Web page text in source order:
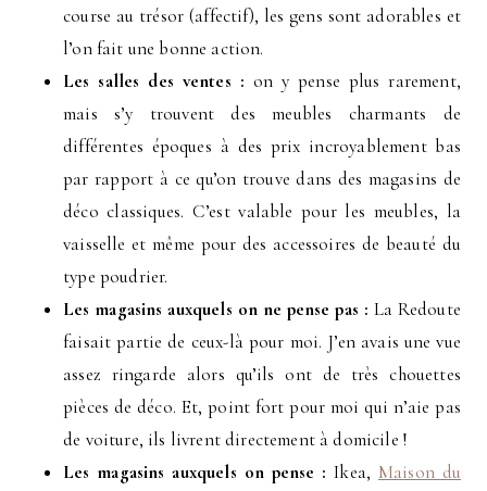
course au trésor (affectif), les gens sont adorables et
l’on fait une bonne action.
Les salles des ventes : on y pense plus rarement,
mais s’y trouvent des meubles charmants de
différentes époques à des prix incroyablement bas
par rapport à ce qu’on trouve dans des magasins de
déco classiques. C’est valable pour les meubles, la
vaisselle et même pour des accessoires de beauté du
type poudrier.
Les magasins auxquels on ne pense pas : La Redoute
faisait partie de ceux-là pour moi. J’en avais une vue
assez ringarde alors qu’ils ont de très chouettes
pièces de déco. Et, point fort pour moi qui n’aie pas
de voiture, ils livrent directement à domicile !
Les magasins auxquels on pense : Ikea, Maison du